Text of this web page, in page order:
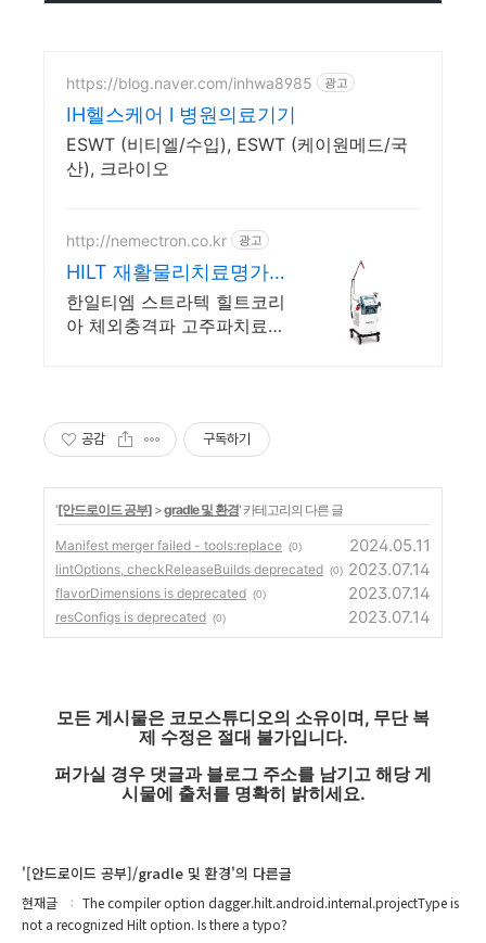
https://blog.naver.com/inhwa8985 광고
IH헬스케어 l 병원의료기기
ESWT (비티엘/수입), ESWT (케이원메드/국
산), 크라이오
http://nemectron.co.kr 광고
HILT 재활물리치료명가
대화메디케어
한일티엠 스트라텍 힐트코리
아 체외충격파 고주파치료기
공감 구독하기
'[안드로이드 공부] >gradle 및 환경' 카테고리의 다른 글
Manifest merger failed - tools:replace (0) 2024.05.11
lintOptions, checkReleaseBuilds deprecated (0) 2023.07.14
flavorDimensions is deprecated (0) 2023.07.14
resConfigs is deprecated (0) 2023.07.14
모든 게시물은 코모스튜디오의 소유이며, 무단 복
제 수정은 절대 불가입니다.
퍼가실 경우 댓글과 블로그 주소를 남기고 해당 게
시물에 출처를 명확히 밝히세요.
'[안드로이드 공부]/gradle 및 환경'의 다른글
현재글
The compiler option dagger.hilt.android.internal.projectType is
not a recognized Hilt option. Is there a typo?